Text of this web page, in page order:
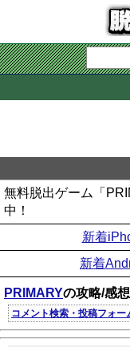
無料脱出ゲーム「
中！
新着
新着
PRIMARYの攻略/感
コメント検索・投稿フォー